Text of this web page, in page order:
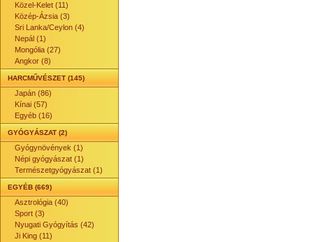
Közel-Kelet (11)
Közép-Ázsia (3)
Sri Lanka/Ceylon (4)
Nepál (1)
Mongólia (27)
Angkor (8)
HARCMŰVÉSZET (145)
Japán (86)
Kínai (57)
Egyéb (16)
GYÓGYÁSZAT (2)
Gyógynövények (1)
Népi gyógyászat (1)
Természetgyógyászat (1)
EGYÉB (669)
Asztrológia (40)
Sport (3)
Nyugati Gyógyítás (42)
Ji King (11)